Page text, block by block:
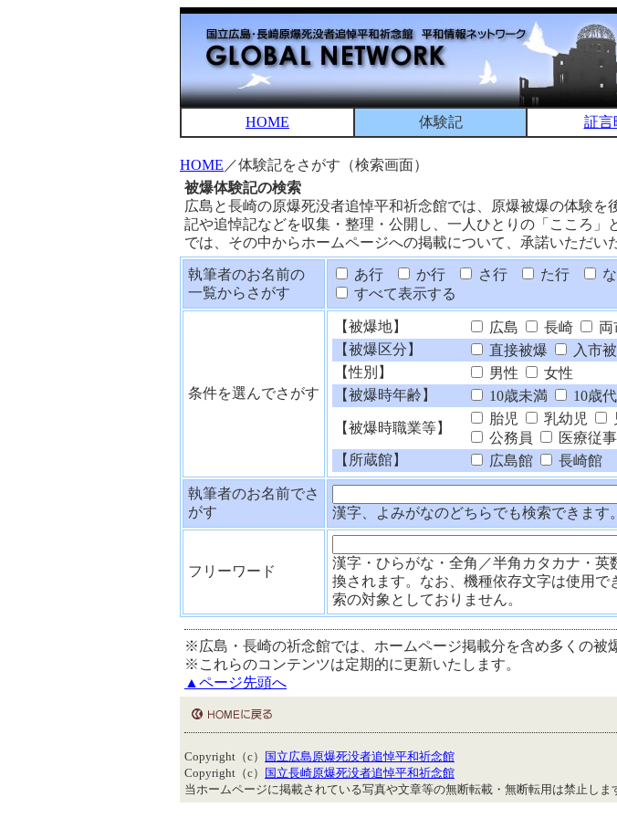
HOME 体験記 証言
HOME ／体験記をさがす（検索画面）
被爆体験記の検索
広島と長崎の原爆死没者追悼平和祈念館では、原爆被爆の体験
記や追悼記などを収集・整理・公開し、一人ひとりの「こころ
では、その中からホームページへの掲載について、承諾いただい
執筆者のお名前の
一覧からさがす
あ行 か行 さ行 た行
すべて表示する
条件を選んでさがす
【被爆地】 広島 長崎
両
【被爆区分】
直接被爆 入市
【性別】
男性
女性
【被爆時年齢】
10歳未満 10歳代
【被爆時職業等】
胎児 乳幼児
公務員
医療従
【所蔵館】
広島館 長崎館
執筆者のお名前でさ
がす
漢字、よみがなのどちらでも検索できます
フリーワード
漢字・ひらがな・全角／半角カタカナ・
換されます。なお、機種依存文字は使用
索の対象としておりません。
※広島・長崎の祈念館では、ホームページ掲載分を含め多くの被
※これらのコンテンツは定期的に更新いたします。
▲ページ先頭へ
Copyright（c）
国立広島原爆死没者追悼平和祈念館
Copyright（c）
国立長崎原爆死没者追悼平和祈念館
当ホームページに掲載されている写真や文章等の無断転載・無断転用は禁止しま